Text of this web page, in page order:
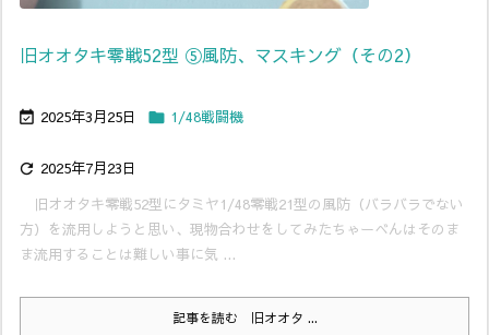
旧オオタキ零戦52型 ⑤風防、マスキング（その2）
 2025年3月25日  1/48戦闘機
 2025年7月23日
旧オオタキ零戦52型にタミヤ1/48零戦21型の風防（バラバラでない
方）を流用しようと思い、現物合わせをしてみたちゃーべんはそのま
ま流用することは難しい事に気 ...
記事を読む 旧オオタ ...